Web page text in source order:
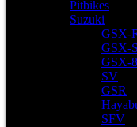
Pitbikes
Suzuki
GSX-
GSX-S
GSX-8
SV
GSR
SFV